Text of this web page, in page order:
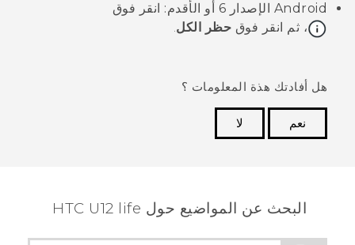
Android الإصدار 6 أو الأقدم:
انقر فوق
، ثم انقر فوق حظر الكل.
هل أفادتك هذة المعلومات ؟
نعم
لا
البحث عن المواضيع حول HTC U12 life